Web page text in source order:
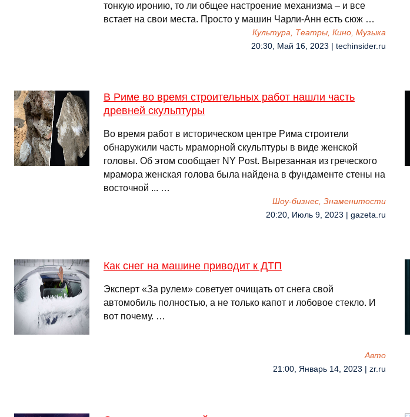
тонкую иронию, то ли общее настроение механизма – и все
встает на свои места. Просто у машин Чарли-Анн есть сюж …
Культура, Театры, Кино, Музыка
20:30, Май 16, 2023 | techinsider.ru
В Риме во время строительных работ нашли часть
древней скульптуры
Во время работ в историческом центре Рима строители
обнаружили часть мраморной скульптуры в виде женской
головы. Об этом сообщает NY Post. Вырезанная из греческого
мрамора женская голова была найдена в фундаменте стены на
восточной ... …
Шоу-бизнес, Знаменитости
20:20, Июль 9, 2023 | gazeta.ru
Как снег на машине приводит к ДТП
Эксперт «За рулем» советует очищать от снега свой
автомобиль полностью, а не только капот и лобовое стекло. И
вот почему. …
Авто
21:00, Январь 14, 2023 | zr.ru